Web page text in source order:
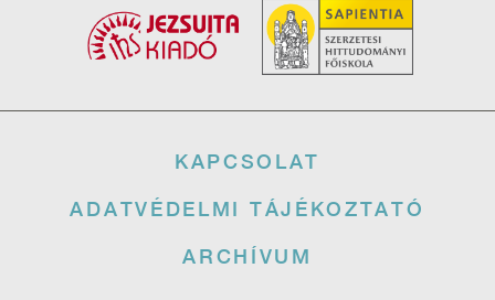
KAPCSOLAT
ADATVÉDELMI TÁJÉKOZTATÓ
ARCHÍVUM